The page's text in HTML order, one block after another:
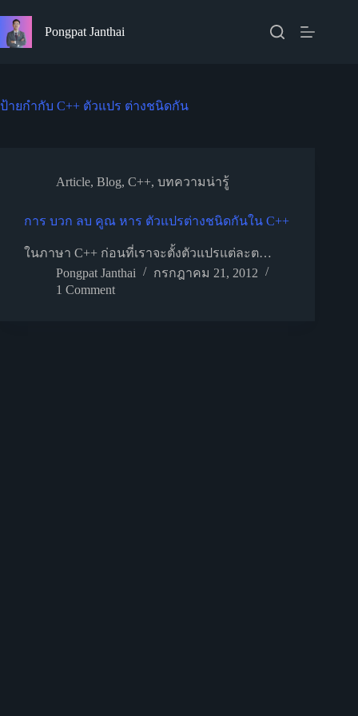
to
content
Pongpat Janthai
ป้ายกำกับ C++ ตัวแปร ต่างชนิดกัน
Article, Blog, C++, บทความน่ารู้
การ บวก ลบ คูณ หาร ตัวแปรต่างชนิดกันใน C++
ในภาษา C++ ก่อนที่เราจะตั้งตัวแปรแต่ละต…
Pongpat Janthai
กรกฎาคม 21, 2012
1 Comment